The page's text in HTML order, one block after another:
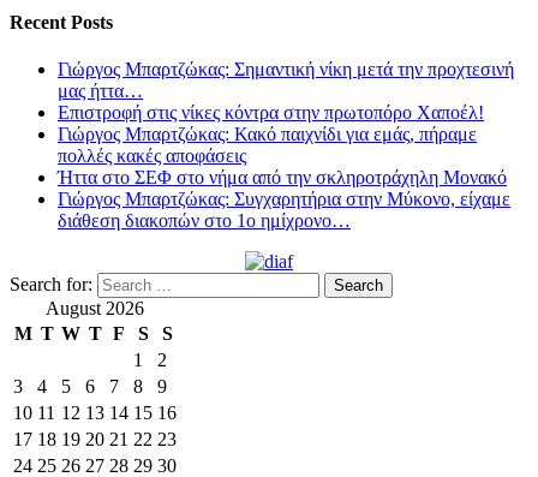
Recent Posts
Γιώργος Μπαρτζώκας: Σημαντική νίκη μετά την προχτεσινή
μας ήττα…
Επιστροφή στις νίκες κόντρα στην πρωτοπόρο Χαποέλ!
Γιώργος Μπαρτζώκας: Κακό παιχνίδι για εμάς, πήραμε
πολλές κακές αποφάσεις
Ήττα στο ΣΕΦ στο νήμα από την σκληροτράχηλη Μονακό
Γιώργος Μπαρτζώκας: Συγχαρητήρια στην Μύκονο, είχαμε
διάθεση διακοπών στο 1ο ημίχρονο…
Search for:
August 2026
M T W T F S
S
1
2
3
4 5 6 7 8
9
10 11 12 13 14 15 16
17 18 19 20 21 22 23
24 25 26 27 28 29 30